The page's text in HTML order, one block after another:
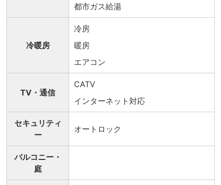
都市ガス給湯
冷暖房
冷房
暖房
エアコン
TV・通信
CATV
インターネット対応
セキュリティ
ー
オートロック
バルコニー・
庭